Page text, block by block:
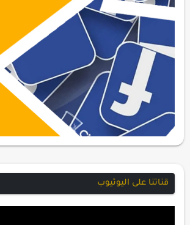
قناتنا على اليوتيوب